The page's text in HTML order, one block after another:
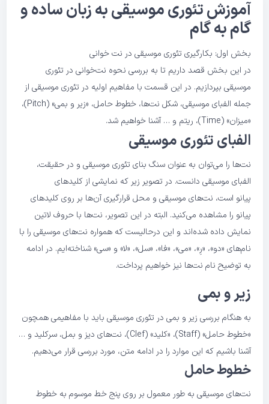
آموزش تئوریموسیقیبه زبان ساده و
گام به گام
بخش اول: بکارگیری تئوری موسیقی در نت خوانی
در این بخش قصد داریم تا به بررسی نحوه نت‌خوانی در تئوری
موسیقی بپردازیم. در این قسمت با مفاهیم اولیه در تئوری موسیقی از
جمله الفبای موسیقی، شکل نت‌ها، خطوط حامل، «زیر و بمی» (Pitch)،
«میزان» (Time)، ریتم و … آشنا خواهیم شد.
الفبای تئوریموسیقی
نت‌ها را می‌توان به عنوان سنگ بنای تئوری موسیقی و در حقیقت،
الفبای موسیقی دانست. در تصویر زیر که نمایشی از کلیدهای
پیانو است، نت‌های موسیقی و محل قرارگیری آن‌ها بر روی کلیدهای
پیانو را مشاهده می‌کنید. البته در این تصویر، نت‌ها با حروف لاتین
نمایش داده شده‌‌اند و این درحالیست که همواره نت‌های موسیقی را با
نام‌های «دو»، «رِ»، «می»، «فا»، «سل»، «لا» و «سی» شناخته‌ایم. در ادامه
به توضیح نام نت‌ها نیز خواهیم پرداخت.
زیر و بمی
به هنگام بررسی زیر و بمی در تئوری موسیقی باید با مفاهیمی همچون
«خطوط حامل» (Staff)، «کلید» (Clef)، نت‌های دیز و بمل، سرکلید و …
آشنا باشیم که این موارد را در ادامه متن، مورد بررسی قرار می‌دهیم.
خطوط حامل
نت‌های موسیقی به طور معمول بر روی پنج خط موسوم به خطوط